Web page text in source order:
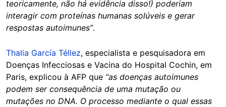
teoricamente, não há evidência disso!) poderiam
interagir com proteínas humanas solúveis e gerar
respostas autoimunes”.
Thalia García Téllez, especialista e pesquisadora em
Doenças Infecciosas e Vacina do Hospital Cochin, em
Paris, explicou à AFP que “as doenças autoimunes
podem ser consequência de uma mutação ou
mutações no DNA. O processo mediante o qual essas